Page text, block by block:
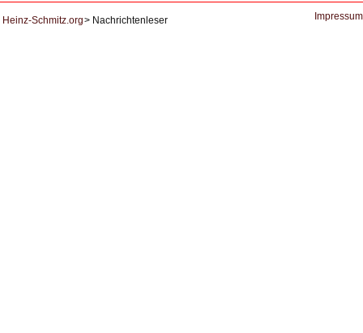
KI
Heinz-Schmitz.org Nachrichtenleser Impressum